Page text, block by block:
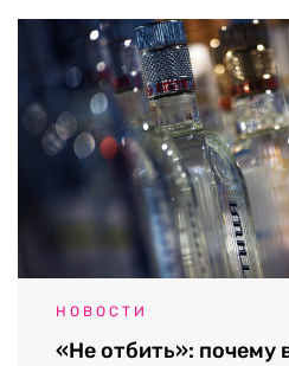
НОВОСТИ
«Не отбить»: почему